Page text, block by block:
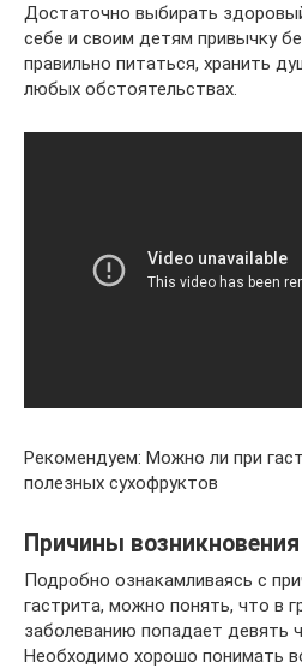
Достаточно выбирать
себе и своим детям привычку
правильно питаться, хранить
любых обстоятельствах.
Рекомендуем: Можно ли при
полезных сухофруктов
Причины
Подробно ознакамливаясь с
гастрита, можно понять, что в
заболеванию попадает девять
Необходимо хорошо понимать